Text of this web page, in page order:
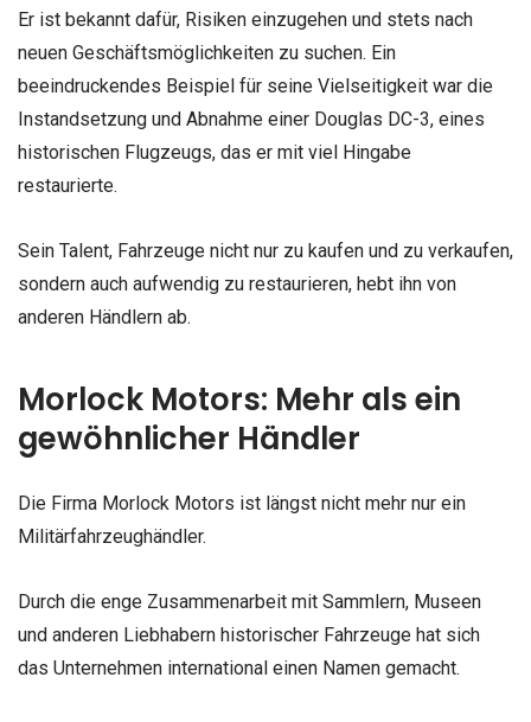
Er ist bekannt dafür, Risiken einzugehen und stets nach
neuen Geschäftsmöglichkeiten zu suchen. Ein
beeindruckendes Beispiel für seine Vielseitigkeit war die
Instandsetzung und Abnahme einer Douglas DC-3, eines
historischen Flugzeugs, das er mit viel Hingabe
restaurierte.
Sein Talent, Fahrzeuge nicht nur zu kaufen und zu verkaufen,
sondern auch aufwendig zu restaurieren, hebt ihn von
anderen Händlern ab.
Morlock Motors: Mehr als ein
gewöhnlicher Händler
Die Firma Morlock Motors ist längst nicht mehr nur ein
Militärfahrzeughändler.
Durch die enge Zusammenarbeit mit Sammlern, Museen
und anderen Liebhabern historischer Fahrzeuge hat sich
das Unternehmen international einen Namen gemacht.